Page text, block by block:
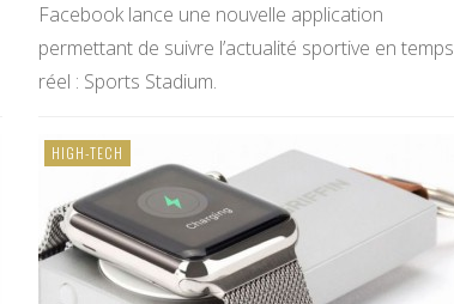
Facebook lance une nouvelle application
permettant de suivre l’actualité sportive en temps
réel : Sports Stadium.
HIGH-TECH